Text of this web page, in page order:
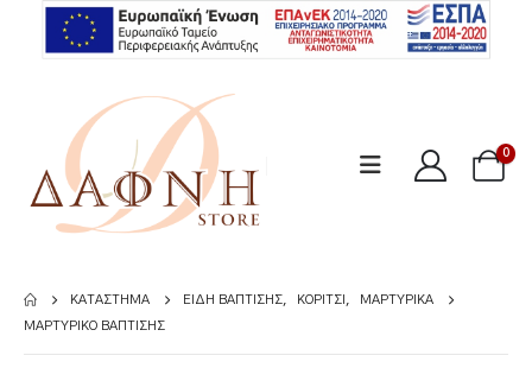
0
ΚΑΤΆΣΤΗΜΑ ΕΊΔΗ ΒΆΠΤΙΣΗΣ ΚΟΡΊΤΣΙ
ΜΑΡΤΥΡΙΚΆ
ΜΑΡΤΥΡΙΚΌ ΒΆΠΤΙΣΗΣ